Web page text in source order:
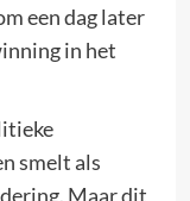
een dag later
in het
smelt als
Maar dit